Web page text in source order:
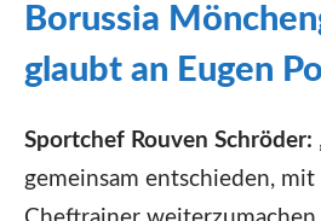
Borussia
glaubt an Eugen
Sportchef Rouven Schröder:
gemeinsam entschieden, mit